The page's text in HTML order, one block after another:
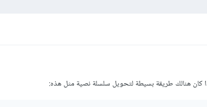
كان هنالك طريقة بسيطة لتحويل سلسلة نصية مثل هذه: